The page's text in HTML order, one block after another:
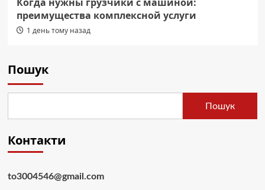
преимущества комплексной услуги
1 день тому назад
Пошук
Пошук
Контакти
to3004546@gmail.com